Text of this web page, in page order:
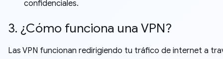
confidenciales.
3. ¿Cómo funciona una VPN?
Las VPN funcionan redirigiendo tu tráfico de internet a